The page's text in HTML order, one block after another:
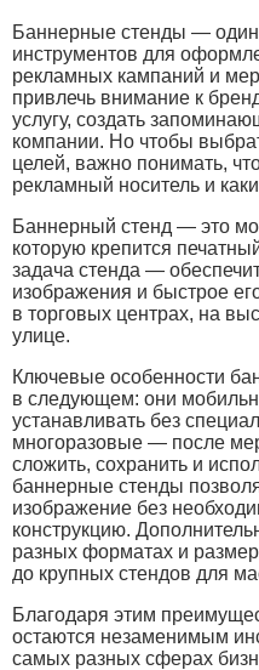
Баннерные стенды —
инструментов для
рекламных кампаний и
привлечь внимание к
услугу, создать
компании. Но чтобы
целей, важно понимать,
рекламный носитель и
Баннерный стенд — это
которую крепится
задача стенда —
изображения и быстрое
в торговых центрах, на
улице.
Ключевые особенности
в следующем: они
устанавливать без
многоразовые — после
сложить, сохранить и
баннерные стенды
изображение без
конструкцию.
разных форматах и
до крупных стендов для
Благодаря этим
остаются незаменимым
самых разных сферах